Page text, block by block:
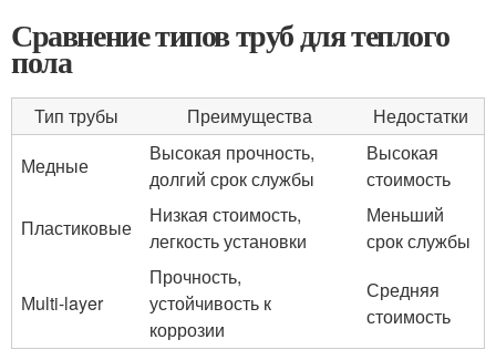
Сравнение типов труб для теплого
пола
Тип трубы Преимущества
Недостатки
Медные
Высокая прочность,
долгий срок службы
Высокая
стоимость
Пластиковые
Низкая стоимость,
легкость установки
Меньший
срок службы
Мulti-layer
Прочность,
устойчивость к
коррозии
Средняя
стоимость